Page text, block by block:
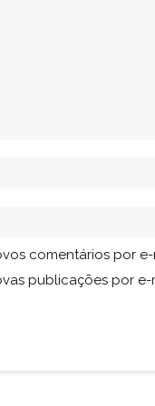
comentários por e-
publicações por e-